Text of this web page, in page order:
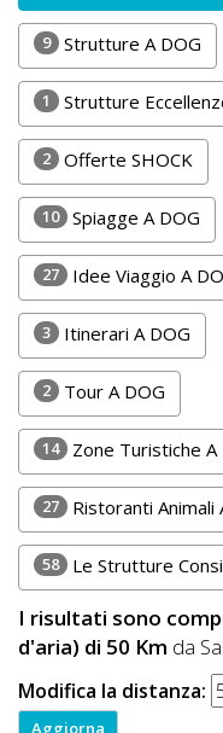
Lavora
con
Noi
Inserisci
Attività
Accedi
Registrati
9 Strutture A DOG
1 Strutture
2 Offerte SHOCK
10 Spiagge A DOG
27 Idee Viaggio A
3 Itinerari A DOG
2 Tour A DOG
14 Zone Turistiche A
27 Ristoranti Animali
58 Le Strutture
I risultati sono
d'aria) di 50 Km da
Modifica la distanza: